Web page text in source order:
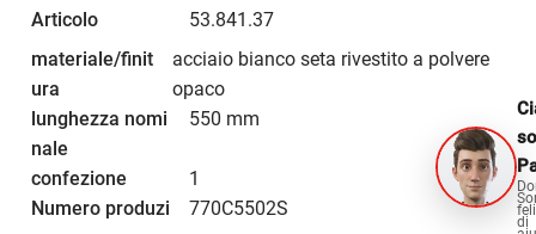
53.841.37
acciaio bianco seta rivestito a polvere
opaco
550 mm
1
770C5502S
di